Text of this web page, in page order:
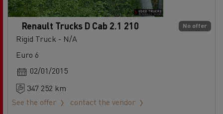
No offer
Renault Trucks D Cab 2.1 210
Rigid Truck - N/A
Euro 6
02/01/2015
347 252 km
See the offer
contact the vendor